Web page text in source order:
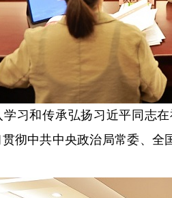
和传承弘扬习近平同志在
彻中共中央政治局常委、